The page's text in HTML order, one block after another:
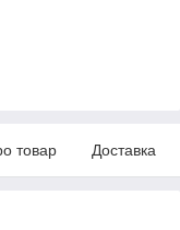
товар Доставка